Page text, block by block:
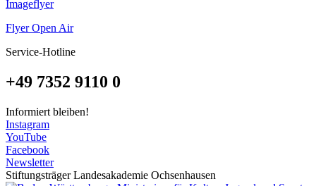
Imageflyer
Flyer Open Air
Service-Hotline
+49 7352 9110 0
Informiert bleiben!
Instagram
YouTube
Facebook
Newsletter
Stiftungsträger Landesakademie Ochsenhausen